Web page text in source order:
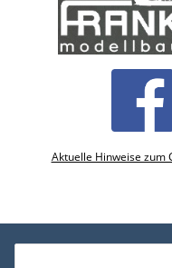
Aktuelle Hinweise zum